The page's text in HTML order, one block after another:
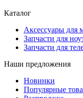
Каталог
Аксессуары для
Запчасти для
Запчасти для
Наши предложения
Новинки
Популярные